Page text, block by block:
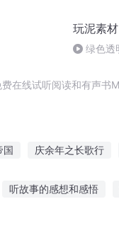
玩泥素材
绿色透
在线试听阅读和有声书
国 庆余年之长歌行
听故事的感想和感悟